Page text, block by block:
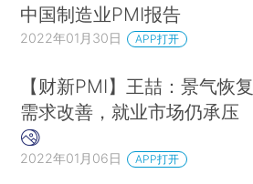
中国制造业PMI报告
2022年01月30日 APP打开
【财新PMI】王喆：景气恢复
需求改善，就业市场仍承压
2022年01月06日 APP打开